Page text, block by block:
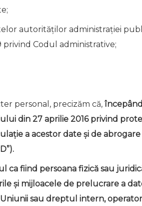
autorităţilor administraţiei
Codul administrative;
personal, precizăm că,
din 27 aprilie 2016 privind
a acestor date și de
ca fiind persoana fizică sau
și mijloacele de prelucrare a
sau dreptul intern,